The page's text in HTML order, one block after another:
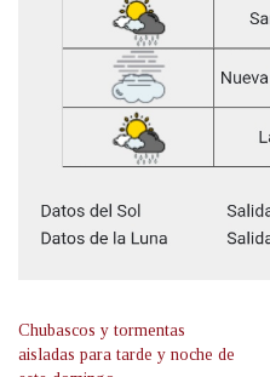
Chubascos y tormentas
aisladas para tarde y noche de